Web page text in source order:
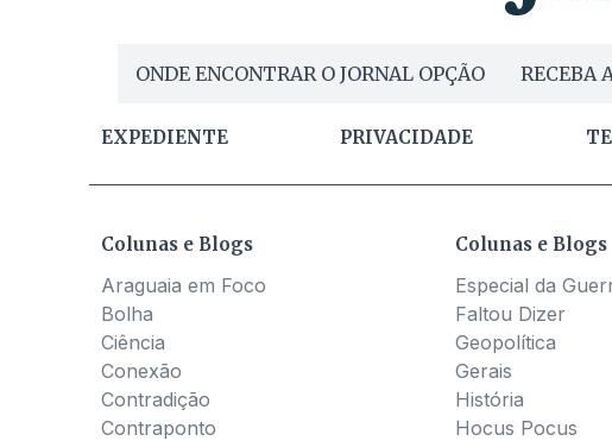
ONDE ENCONTRAR O JORNAL OPÇÃO RECEBA
EXPEDIENTE PRIVACIDADE
Colunas e Blogs
Araguaia em Foco
Bolha
Ciência
Conexão
Contradição
Contraponto
Colunas e Blogs
Especial da
Faltou Dizer
Geopolítica
Gerais
História
Hocus Pocus